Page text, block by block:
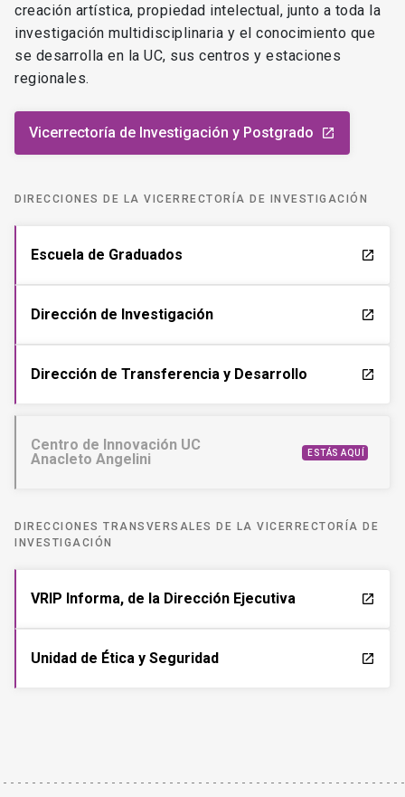
creación artística, propiedad intelectual, junto a toda la
investigación multidisciplinaria y el conocimiento que
se desarrolla en la UC, sus centros y estaciones
regionales.
Vicerrectoría de Investigación y Postgrado launch
DIRECCIONES DE LA VICERRECTORÍA DE INVESTIGACIÓN
Escuela de Graduados launch
Dirección de Investigación launch
Dirección de Transferencia y Desarrollo launch
Centro de Innovación UC
Anacleto Angelini
ESTÁS AQUÍ
DIRECCIONES TRANSVERSALES DE LA VICERRECTORÍA DE
INVESTIGACIÓN
VRIP Informa, de la Dirección Ejecutiva launch
Unidad de Ética y Seguridad launch